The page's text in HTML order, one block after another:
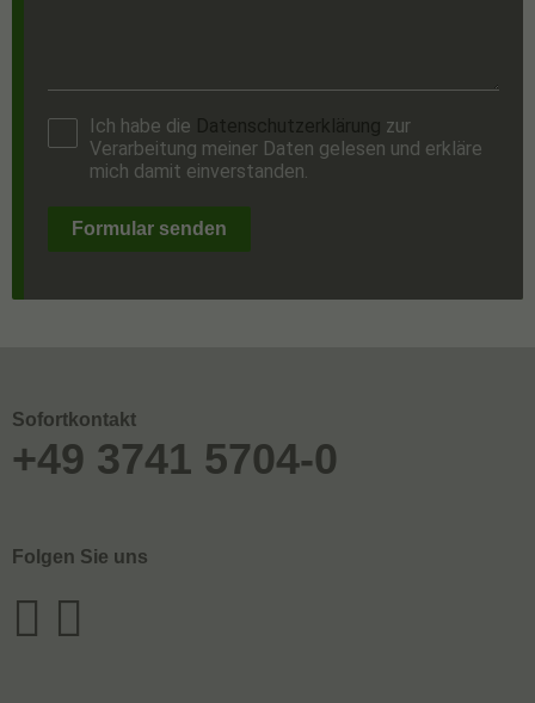
Ich habe die Datenschutzerklärung zur
Verarbeitung meiner Daten gelesen und erkläre
mich damit einverstanden.
Formular senden
Sofortkontakt
+49 3741 5704-0
Folgen Sie uns